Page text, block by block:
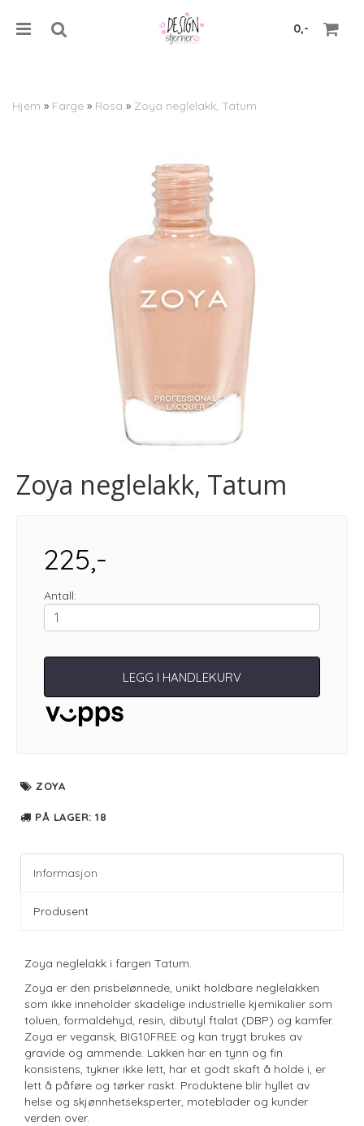
0,-
Hjem » Farge » Rosa » Zoya neglelakk, Tatum
Zoya neglelakk, Tatum
225,-
Antall:
LEGG I HANDLEKURV
ZOYA
PÅ LAGER: 18
Informasjon
Produsent
Zoya neglelakk i fargen Tatum.
Zoya er den prisbelønnede, unikt holdbare neglelakken
som ikke inneholder skadelige industrielle kjemikalier som
toluen, formaldehyd, resin, dibutyl ftalat (DBP) og kamfer.
Zoya er vegansk, BIG10FREE og kan trygt brukes av
gravide og ammende. Lakken har en tynn og fin
konsistens, tykner ikke lett, har et godt skaft å holde i, er
lett å påføre og tørker raskt. Produktene blir hyllet av
helse og skjønnhetseksperter, moteblader og kunder
verden over.